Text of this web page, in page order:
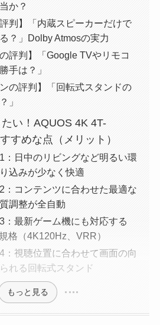
か？
評判】「内蔵スピーカーだけで
？」Dolby Atmosの実力
の評判】「Google TVやリモコ
手は？」
ンの評判】「回転式スタンドの
」
い！AQUOS 4K 4T-
すめな点（メリット）
：日中のリビングなど明るい環
込みが少なく快適
：コンテンツに合わせた最適な
調整が全自動
：最新ゲーム機にも対応する
格（4K120Hz、VRR）
：視聴位置に合わせて画面の向
れる回転式スタンド
もっと見る